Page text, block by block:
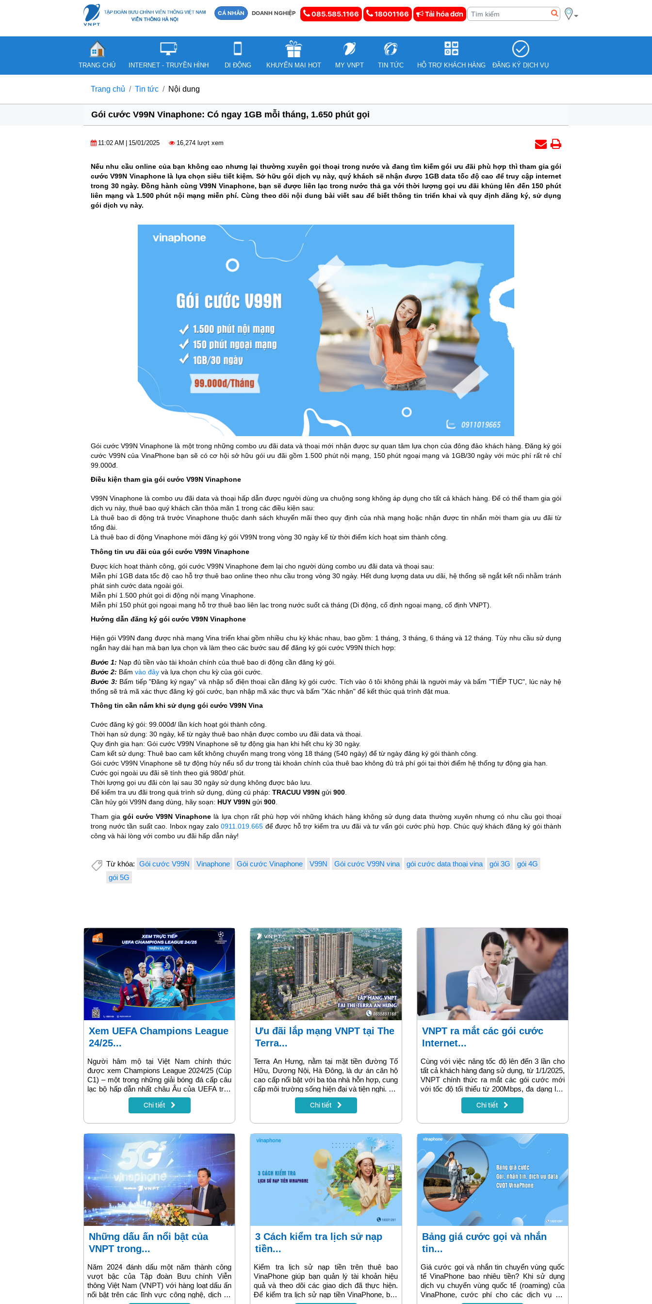
CÁ NHÂN DOANH NGHIỆP 085.585.1166 18001166 Tải hóa đơn
TRANG CHỦ INTERNET - TRUYỀN HÌNH DI ĐỘNG KHUYẾN MẠI HOT MY VNPT TIN TỨC HỖ TRỢ KHÁCH HÀNG ĐĂNG KÝ DỊCH VỤ
Trang chủ Tin tức Nội dung
Gói cước V99N Vinaphone: Có ngay 1GB mỗi tháng, 1.650 phút gọi
11:02 AM 15/01/2025 16,274 lượt xem
Nếu nhu cầu online của bạn không cao nhưng lại thường xuyên gọi thoại trong nước và đang tìm kiếm gói ưu đãi phù hợp thì tham gia gói
cước V99N Vinaphone là lựa chọn siêu tiết kiệm. Sở hữu gói dịch vụ này, quý khách sẽ nhận được 1GB data tốc độ cao để truy cập internet
trong 30 ngày. Đồng hành cùng V99N Vinaphone, bạn sẽ được liên lạc trong nước thả ga với thời lượng gọi ưu đãi khủng lên đến 150 phút
liên mạng và 1.500 phút nội mạng miễn phí. Cùng theo dõi nội dung bài viết sau để biết thông tin triển khai và quy định đăng ký, sử dụng
gói dịch vụ này.
Gói cước V99N Vinaphone là một trong những combo ưu đãi data và thoại mới nhận được sự quan tâm lựa chọn của đông đảo khách hàng. Đăng ký gói
cước V99N của VinaPhone bạn sẽ có cơ hội sở hữu gói ưu đãi gồm 1.500 phút nội mạng, 150 phút ngoại mạng và 1GB/30 ngày với mức phí rất rẻ chỉ
99.000đ.
Điều kiện tham gia gói cước V99N Vinaphone
V99N Vinaphone là combo ưu đãi data và thoại hấp dẫn được người dùng ưa chuộng song không áp dụng cho tất cả khách hàng. Để có thể tham gia gói
dịch vụ này, thuê bao quý khách cần thỏa mãn 1 trong các điều kiện sau:
Là thuê bao di động trả trước Vinaphone thuộc danh sách khuyến mãi theo quy định của nhà mạng hoặc nhận được tin nhắn mời tham gia ưu đãi từ
tổng đài.
Là thuê bao di động Vinaphone mới đăng ký gói V99N trong vòng 30 ngày kể từ thời điểm kích hoạt sim thành công.
Thông tin ưu đãi của gói cước V99N Vinaphone
Được kích hoạt thành công, gói cước V99N Vinaphone đem lại cho người dùng combo ưu đãi data và thoại sau:
Miễn phí 1GB data tốc độ cao hỗ trợ thuê bao online theo nhu cầu trong vòng 30 ngày. Hết dung lượng data ưu dãi, hệ thống sẽ ngắt kết nối nhằm tránh
phát sinh cước data ngoài gói.
Miễn phí 1.500 phút gọi di động nội mạng Vinaphone.
Miễn phí 150 phút gọi ngoại mạng hỗ trợ thuê bao liên lạc trong nước suốt cả tháng (Di động, cố định ngoại mạng, cố định VNPT).
Hướng dẫn đăng ký gói cước V99N Vinaphone
Hiện gói V99N đang được nhà mạng Vina triển khai gồm nhiều chu kỳ khác nhau, bao gồm: 1 tháng, 3 tháng, 6 tháng và 12 tháng. Tùy nhu cầu sử dụng
ngắn hay dài hạn mà bạn lựa chọn và làm theo các bước sau để đăng ký gói cước V99N thích hợp:
Bước 1: Nạp đủ tiền vào tài khoản chính của thuê bao di động cần đăng ký gói.
Bước 2: Bấm vào đây và lựa chọn chu kỳ của gói cước.
Bước 3: Bấm tiếp "Đăng ký ngay" và nhập số điện thoại cần đăng ký gói cước. Tích vào ô tôi không phải là người máy và bấm "TIẾP TỤC", lúc này hệ
thống sẽ trả mã xác thực đăng ký gói cước, bạn nhập mã xác thực và bấm "Xác nhận" để kết thúc quá trình đặt mua.
Thông tin cần nắm khi sử dụng gói cước V99N Vina
Cước đăng ký gói: 99.000đ/ lần kích hoạt gói thành công.
Thời hạn sử dụng: 30 ngày, kể từ ngày thuê bao nhận được combo ưu đãi data và thoại.
Quy định gia hạn: Gói cước V99N Vinaphone sẽ tự động gia hạn khi hết chu kỳ 30 ngày.
Cam kết sử dụng: Thuê bao cam kết không chuyển mạng trong vòng 18 tháng (540 ngày) để từ ngày đăng ký gói thành công.
Gói cước V99N Vinaphone sẽ tự động hủy nếu số dư trong tài khoản chính của thuê bao không đủ trả phí gói tại thời điểm hệ thống tự động gia hạn.
Cước gọi ngoài ưu đãi sẽ tính theo giá 980đ/ phút.
Thời lượng gọi ưu đãi còn lại sau 30 ngày sử dụng không được bảo lưu.
Để kiểm tra ưu đãi trong quá trình sử dụng, dùng cú pháp: TRACUU V99N gửi 900.
Cần hủy gói V99N đang dùng, hãy soạn: HUY V99N gửi 900.
Tham giagói cước V99N Vinaphone là lựa chọn rất phù hợp với những khách hàng không sử dụng data thường xuyên nhưng có nhu cầu gọi thoại
trong nước tần suất cao. Inbox ngay zalo 0911.019.665 để được hỗ trợ kiểm tra ưu đãi và tư vấn gói cước phù hợp. Chúc quý khách đăng ký gói thành
công và hài lòng với combo ưu đãi hấp dẫn này!
Từ khóa: Gói cước V99N Vinaphone Gói cước Vinaphone V99N Gói cước V99N vina gói cước data thoại vina gói 3G
gói 4G
gói 5G
Xem UEFA Champions League
24/25...
Người hâm mộ tại Việt Nam chính thức
được xem Champions League 2024/25 (Cúp
C1) – một trong những giải bóng đá cấp câu
lạc bộ hấp dẫn nhất châu Âu của UEFA trên
hệ thống dịch vụ MyTV của tập đoàn VNPT.
Chi tiết
Ưu đãi lắp mạng VNPT tại The
Terra...
Terra An Hưng, nằm tại mặt tiền đường Tố
Hữu, Dương Nội, Hà Đông, là dự án căn hộ
cao cấp nổi bật với ba tòa nhà hỗn hợp, cung
cấp môi trường sống hiện đại và tiện nghi. Để
đáp ứng nhu cầu ngày càng cao về dịch vụ
kết nối internet và truyền hình tại khu căn hộ
nhằm mang lại dịch vụ internet tốc độ cao và
truyền hình chất lượng cho cư dân.
Chi tiết
VNPT ra mắt các gói cước
Internet...
Cùng với việc nâng tốc độ lên đến 3 lần cho
tất cả khách hàng đang sử dụng, từ 1/1/2025,
VNPT chính thức ra mắt các gói cước mới
với tốc độ tối thiểu từ 200Mbps, đa dạng lựa
chọn tích hợp truyền hình, di động, công
nghệ mở rộng vùng phủ Wifi Mesh, AI
chuẩn kết nối Internet mới cho mọi người
dùng.
Chi tiết
Những dấu ấn nổi bật của
VNPT trong...
Năm 2024 đánh dấu một năm thành công
vượt bậc của Tập đoàn Bưu chính Viễn
thông Việt Nam (VNPT) với hàng loạt dấu ấn
nổi bật trên các lĩnh vực công nghệ, dịch vụ
3 Cách kiểm tra lịch sử nạp
tiền...
Kiểm tra lịch sử nạp tiền trên thuê bao
VinaPhone giúp bạn quản lý tài khoản hiệu
quả và theo dõi các giao dịch đã thực hiện.
Để kiểm tra lịch sử nạp tiền VinaPhone, bạn
Bảng giá cước gọi và nhắn
tin...
Giá cước gọi và nhắn tin chuyển vùng quốc
tế VinaPhone bao nhiêu tiền? Khi sử dụng
dịch vụ chuyển vùng quốc tế (roaming) của
VinaPhone, cước phí cho các dịch vụ gọi